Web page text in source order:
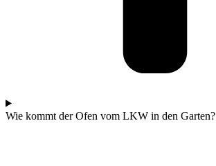
Wie kommt der Ofen vom LKW in den Garten?